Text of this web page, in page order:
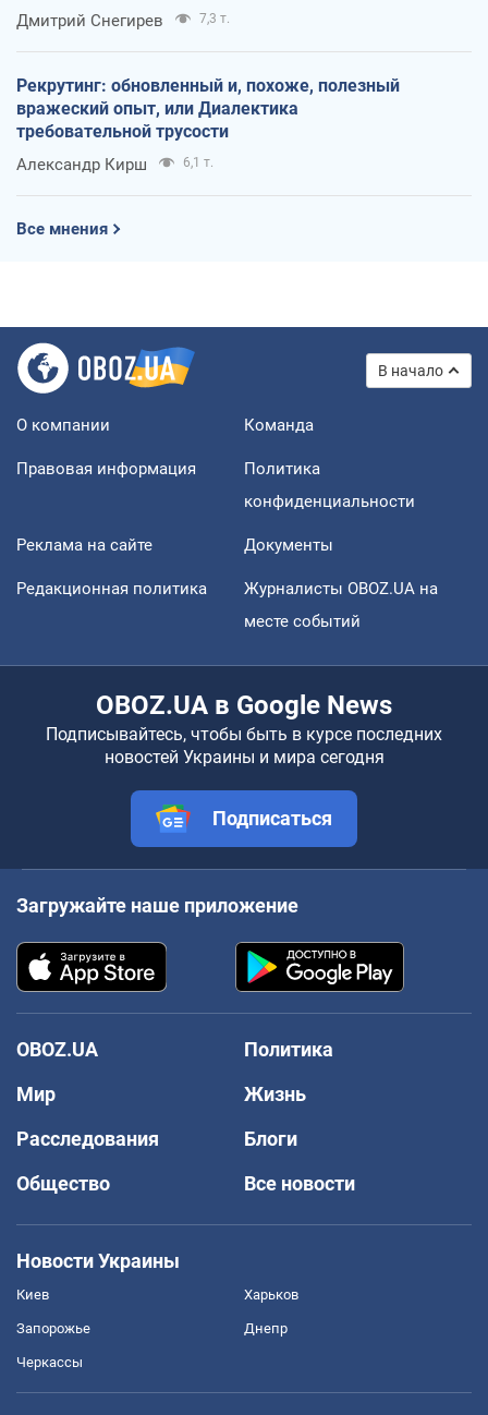
оккупантов
Дмитрий Снегирев 7,3 т.
Рекрутинг: обновленный и, похоже, полезный
вражеский опыт, или Диалектика
требовательной трусости
Александр Кирш 6,1 т.
Все мнения
В начало
О компании Команда
Правовая информация
Политика
конфиденциальности
Реклама на сайте Документы
Редакционная политика
Журналисты OBOZ.UA на
месте событий
OBOZ.UA в Google News
Подписывайтесь, чтобы быть в курсе последних
новостей Украины и мира сегодня
Подписаться
Загружайте наше приложение
OBOZ.UA
Политика
Мир
Жизнь
Расследования
Блоги
Общество
Все новости
Новости Украины
Киев Харьков
Запорожье Днепр
Черкассы